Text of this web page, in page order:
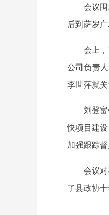
会议
后到萨岁
会上
公司负责
李世萍就
刘登
快项目建
加强跟踪
会议
了县政协